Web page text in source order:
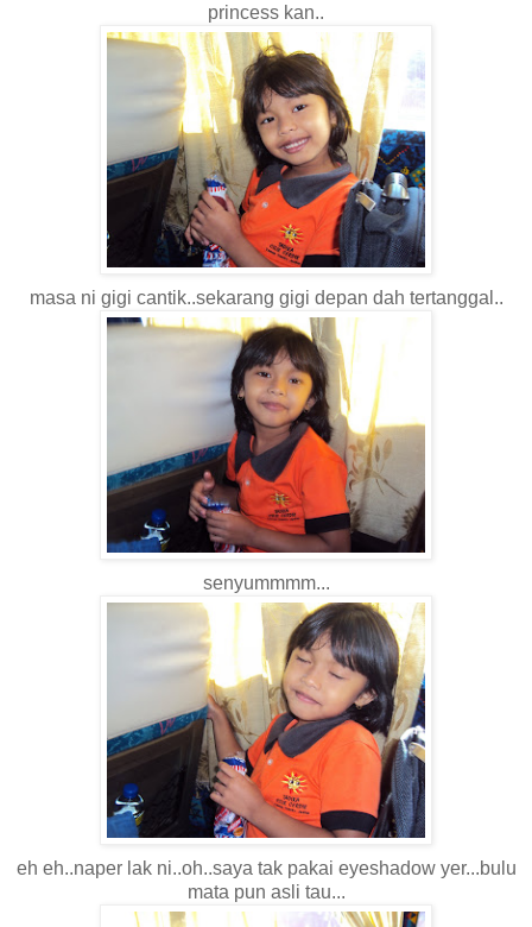
princess kan..
masa ni gigi cantik..sekarang gigi depan dah tertanggal..
senyummmm...
eh eh..naper lak ni..oh..saya tak pakai eyeshadow yer...bulu
mata pun asli tau...